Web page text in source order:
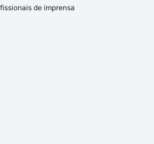
de imprensa